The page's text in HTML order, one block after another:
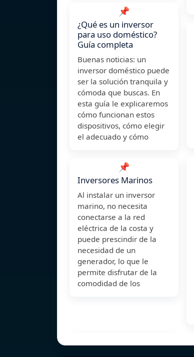
📌
¿Qué es un inversor
para uso doméstico?
Guía completa
Buenas noticias: un
inversor doméstico puede
ser la solución tranquila y
cómoda que buscas. En
esta guía le explicaremos
cómo funcionan estos
dispositivos, cómo elegir
el adecuado y cómo
📌
Inversores Marinos
Al instalar un inversor
marino, no necesita
conectarse a la red
eléctrica de la costa y
puede prescindir de la
necesidad de un
generador, lo que le
permite disfrutar de la
comodidad de los